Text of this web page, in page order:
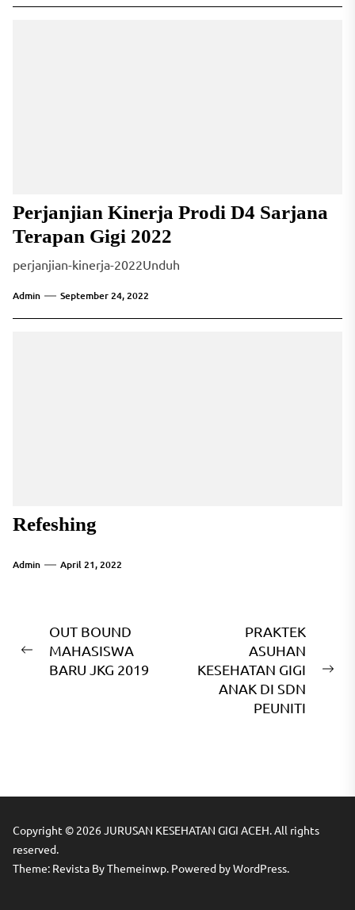
Perjanjian Kinerja Prodi D4 Sarjana
Terapan Gigi 2022
perjanjian-kinerja-2022Unduh
Admin September 24, 2022
Refeshing
Admin April 21, 2022
OUT BOUND
MAHASISWA
BARU JKG 2019
PRAKTEK
ASUHAN
KESEHATAN GIGI
ANAK DI SDN
PEUNITI
Copyright © 2026JURUSAN KESEHATAN GIGI ACEH.All rights
reserved.
Theme: Revista ByThemeinwp. Powered byWordPress.